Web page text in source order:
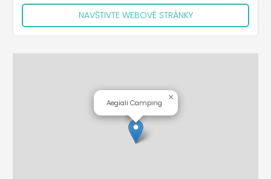
NAVŠTIVTE WEBOVÉ STRÁNKY
Aegiali Camping
×